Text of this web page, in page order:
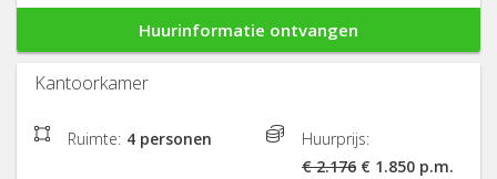
Huurinformatie ontvangen
Kantoorkamer
Ruimte: 4 personen
Huurprijs:
€ 2.176 € 1.850 p.m.